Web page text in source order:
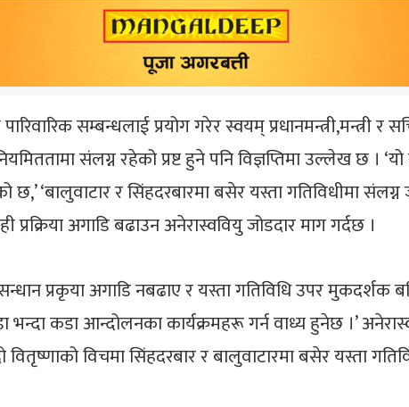
पारिवारिक सम्बन्धलाई प्रयोग गरेर स्वयम्
संलग्न रहेको प्रष्ट हुने पनि विज्ञप्तिमा उल्लेख छ ।
छ,’ ‘बालुवाटार र सिंहदरबारमा बसेर यस्ता गतिविधीमा
अगाडि बढाउन अनेरास्ववियु जोडदार माग गर्दछ ।
प्रकृया अगाडि नबढाए र यस्ता गतिविधि उपर मुकदर्शक
भन्दा कडा आन्दोलनका कार्यक्रमहरू गर्न वाध्य हुनेछ ।’
वितृष्णाको विचमा सिंहदरबार र बालुवाटारमा बसेर यस्ता